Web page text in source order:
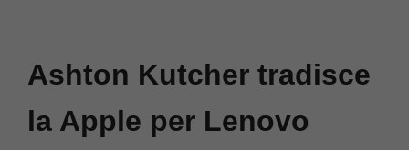
Ashton Kutcher tradisce
la Apple per Lenovo